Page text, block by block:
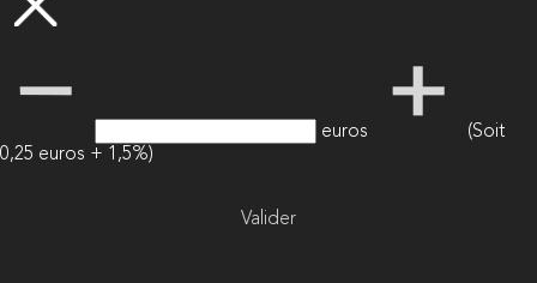
euros
(Soit
0,25 euros + 1,5%)
Valider